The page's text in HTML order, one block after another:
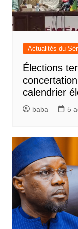
Actualités du
Élections
calendrier
baba 5